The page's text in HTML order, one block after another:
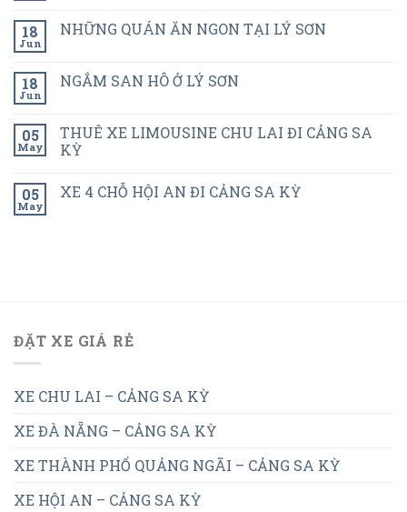
18
Jun
NHỮNG QUÁN ĂN NGON TẠI LÝ SƠN
18
Jun
NGẮM SAN HÔ Ở LÝ SƠN
05
May
THUÊ XE LIMOUSINE CHU LAI ĐI CẢNG SA
KỲ
05
May
XE 4 CHỖ HỘI AN ĐI CẢNG SA KỲ
ĐẶT XE GIÁ RẺ
XE CHU LAI – CẢNG SA KỲ
XE ĐÀ NẴNG – CẢNG SA KỲ
XE THÀNH PHỐ QUẢNG NGÃI – CẢNG SA KỲ
XE HỘI AN – CẢNG SA KỲ